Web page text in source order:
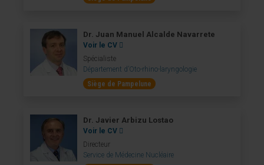
Dr. Juan Manuel Alcalde Navarrete
Voir le CV
Spécialiste
Département d’Oto-rhino-laryngologie
Siège de Pampelune
Dr. Javier Arbizu Lostao
Voir le CV
Directeur
Service de Médecine Nucléaire